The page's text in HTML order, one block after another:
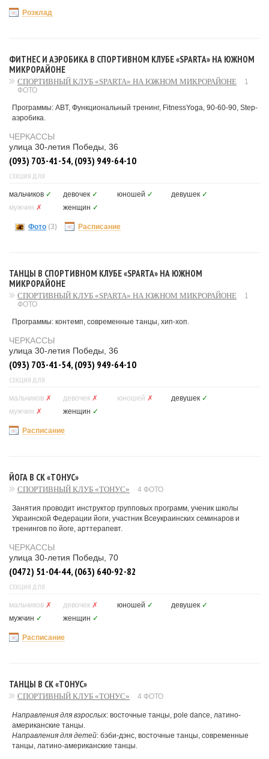
Розклад
ФИТНЕС И АЭРОБИКА В СПОРТИВНОМ КЛУБЕ «SPARTA» НА ЮЖНОМ
МИКРОРАЙОНЕ
СПОРТИВНЫЙ КЛУБ «SPARTA» НА ЮЖНОМ МИКРОРАЙОНЕ
1
ФОТО
Программы: ABT, Функциональный тренинг, FitnessYoga, 90-60-90, Step-
аэробика.
ЧЕРКАССЫ
улица 30-летия Победы, 36
(093) 703-41-54, (093) 949-64-10
СЕКЦИЯ ДЛЯ
мальчиков ✓ девочек ✓ юношей ✓ девушек ✓
мужчин ✗ женщин ✓
Фото (3) Расписание
ТАНЦЫ В СПОРТИВНОМ КЛУБЕ «SPARTA» НА ЮЖНОМ
МИКРОРАЙОНЕ
СПОРТИВНЫЙ КЛУБ «SPARTA» НА ЮЖНОМ МИКРОРАЙОНЕ
1
ФОТО
Программы: контемп, современные танцы, хип-хоп.
ЧЕРКАССЫ
улица 30-летия Победы, 36
(093) 703-41-54, (093) 949-64-10
СЕКЦИЯ ДЛЯ
мальчиков ✗ девочек ✗ юношей ✗ девушек ✓
мужчин ✗ женщин ✓
Расписание
ЙОГА В СК «ТОНУС»
СПОРТИВНЫЙ КЛУБ «ТОНУС» 4 ФОТО
Занятия проводит инструктор групповых программ, ученик школы
Украинской Федерации йоги, участник Всеукраинских семинаров и
тренингов по йоге, арттерапевт.
ЧЕРКАССЫ
улица 30-летия Победы, 70
(0472) 51-04-44, (063) 640-92-82
СЕКЦИЯ ДЛЯ
мальчиков ✗ девочек ✗ юношей ✓ девушек ✓
мужчин ✓ женщин ✓
Расписание
ТАНЦЫ В СК «ТОНУС»
СПОРТИВНЫЙ КЛУБ «ТОНУС» 4 ФОТО
Направления для взрослых: восточные танцы, pole dance, латино-
американские танцы.
Направления для детей: бэби-дэнс, восточные танцы, современные
танцы, латино-американские танцы.